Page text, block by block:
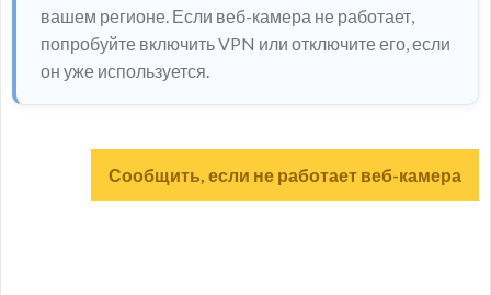
вашем регионе. Если веб-камера не работает,
попробуйте включить VPN или отключите его, если
он уже используется.
Сообщить, если не работает веб-камера